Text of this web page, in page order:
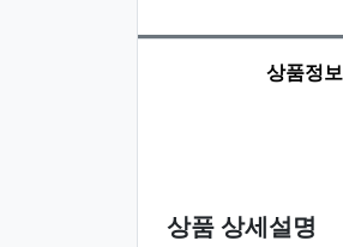
상품정보
상품 상세설명